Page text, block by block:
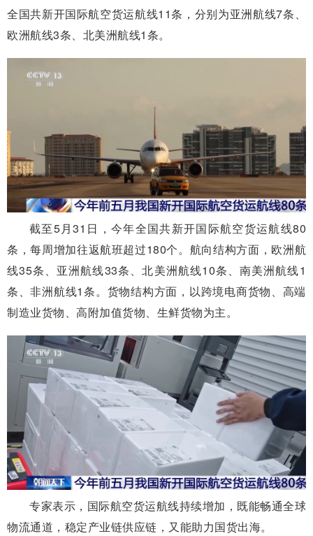
全国共新开国际航空货运航线11条，分别为亚洲航线7条、
欧洲航线3条、北美洲航线1条。
截至5月31日，今年全国共新开国际航空货运航线80
条，每周增加往返航班超过180个。航向结构方面，欧洲航
线35条、亚洲航线33条、北美洲航线10条、南美洲航线1
条、非洲航线1条。货物结构方面，以跨境电商货物、高端
制造业货物、高附加值货物、生鲜货物为主。
专家表示，国际航空货运航线持续增加，既能畅通全球
物流通道，稳定产业链供应链，又能助力国货出海。